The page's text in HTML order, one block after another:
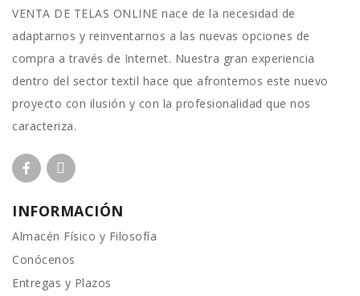
VENTA DE TELAS ONLINE nace de la necesidad de
adaptarnos y reinventarnos a las nuevas opciones de
compra a través de Internet. Nuestra gran experiencia
dentro del sector textil hace que afrontemos este nuevo
proyecto con ilusión y con la profesionalidad que nos
caracteriza.
INFORMACIÓN
Almacén Físico y Filosofía
Conócenos
Entregas y Plazos